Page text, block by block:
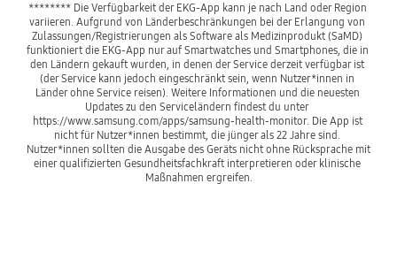
******** Die Verfügbarkeit der EKG-App kann je nach Land oder Region
variieren. Aufgrund von Länderbeschränkungen bei der Erlangung von
Zulassungen/Registrierungen als Software als Medizinprodukt (SaMD)
funktioniert die EKG-App nur auf Smartwatches und Smartphones, die in
den Ländern gekauft wurden, in denen der Service derzeit verfügbar ist
(der Service kann jedoch eingeschränkt sein, wenn Nutzer*innen in
Länder ohne Service reisen). Weitere Informationen und die neuesten
Updates zu den Serviceländern findest du unter
https://www.samsung.com/apps/samsung-health-monitor. Die App ist
nicht für Nutzer*innen bestimmt, die jünger als 22 Jahre sind.
Nutzer*innen sollten die Ausgabe des Geräts nicht ohne Rücksprache mit
einer qualifizierten Gesundheitsfachkraft interpretieren oder klinische
Maßnahmen ergreifen.